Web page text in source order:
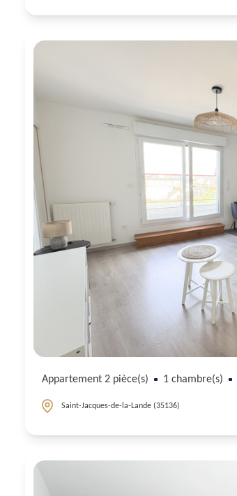
Appartement 2 pièce(s) 1 chambre(s)
Saint-Jacques-de-la-Lande (35136)